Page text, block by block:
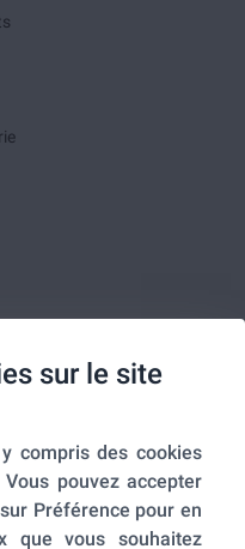
sur le site
compris des cookies
pouvez accepter
Préférence pour en
que vous souhaitez